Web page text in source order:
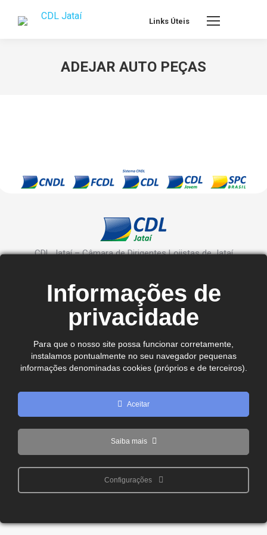
Links Úteis
ADEJAR AUTO PEÇAS
CDL Jataí – Câmara de Dirigentes Lojistas de Jataí
Ver no mapa
comercial@cdljatai
(64) 99602 - 8923
Copyright © 2024 - 2026 CDL Jataí Todos os direitos
Informações de
privacidade
Para que o nosso site possa funcionar corretamente,
instalamos pontualmente no seu navegador pequenas
informações denominadas cookies (próprios e de terceiros).
Aceitar
Saiba mais
Configurações